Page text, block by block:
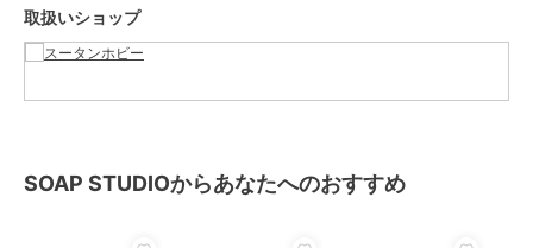
取扱いショップ
SOAP STUDIOからあなたへのおすすめ